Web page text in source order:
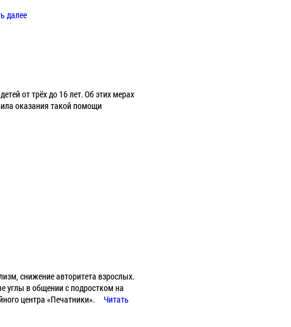
далее
от трёх до 16 лет. Об этих мерах
оказания такой помощи
снижение авторитета взрослых.
углы в общении с подростком на
центра «Печатники».
Читать